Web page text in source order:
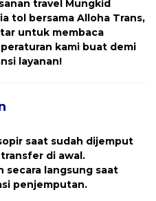
travel
Mungkid
tol bersama Alloha Trans,
untuk membaca
kami buat demi
layanan!
saat sudah dijemput
di awal.
secara langsung saat
penjemputan.